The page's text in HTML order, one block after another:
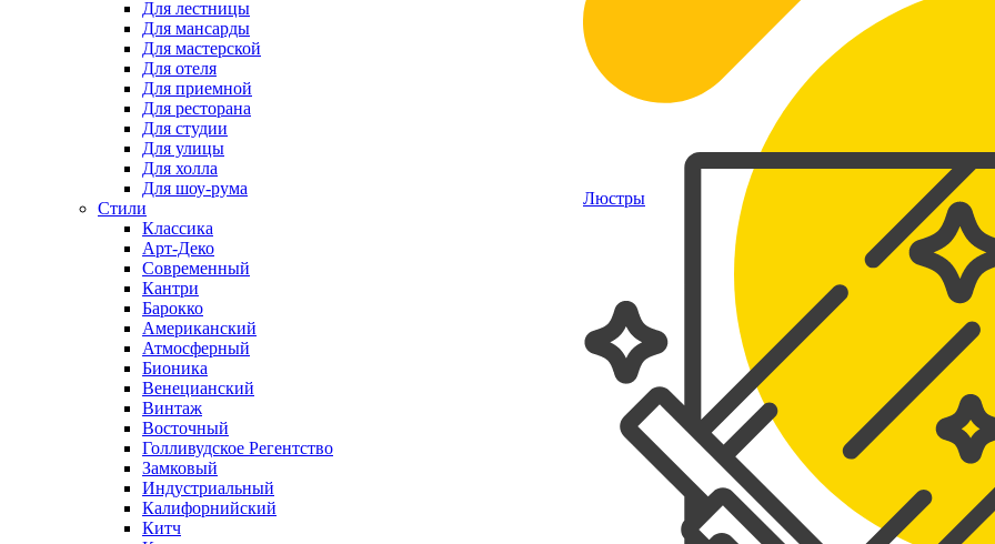
Люстры
Для лестницы
Для мансарды
Для мастерской
Для отеля
Для приемной
Для ресторана
Для студии
Для улицы
Для холла
Для шоу-рума
Стили
Классика
Арт-Деко
Современный
Кантри
Барокко
Американский
Атмосферный
Бионика
Венецианский
Винтаж
Восточный
Голливудское Регентство
Замковый
Индустриальный
Калифорнийский
Китч